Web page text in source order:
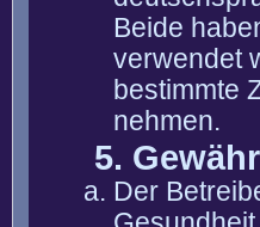
Beide
verwendet
bestimmte
nehmen.
5.
Der